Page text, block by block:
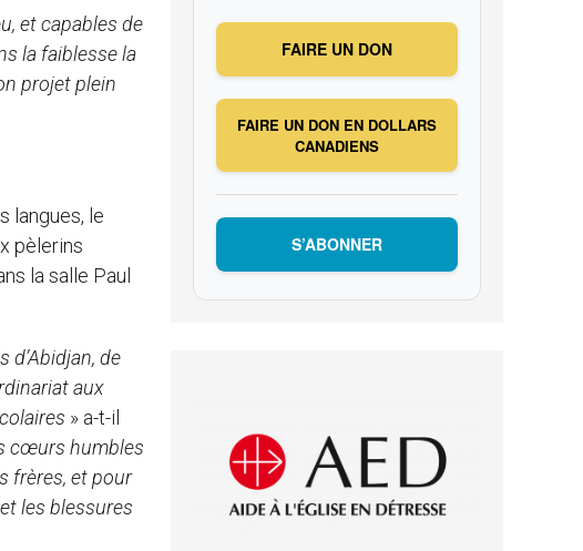
et capables de
la faiblesse la
projet plein
langues, le
pèlerins
la salle Paul
de
aux
» a-t-il
cœurs humbles
frères, et pour
les blessures
FAIRE UN DON
FAIRE UN DON EN DOLLARS
CANADIENS
S’ABONNER